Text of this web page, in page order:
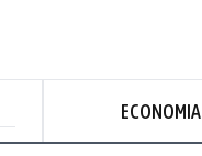
ECONOMIA